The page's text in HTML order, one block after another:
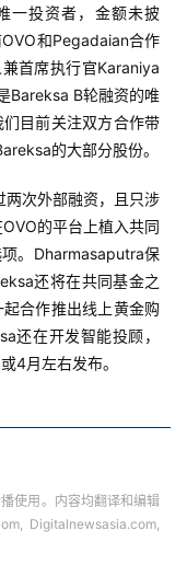
一投资者，金额未披
和Pegadaian合作
首席执行官Karaniya
Bareksa B轮融资的唯
目前关注双方合作带
的大部分股份。
次外部融资，且只涉
的平台上植入共同
。Dharmasaputra保
还将在共同基金之
合作推出线上黄金购
还在开发智能投顾，
4月左右发布。
使用。内容均翻译和编辑
Digitalnewsasia.com,